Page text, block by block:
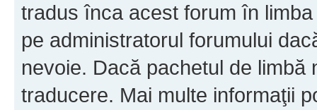
tradus înca acest forum în
pe administratorul forumului
nevoie. Dacă pachetul de
traducere. Mai multe informaţii